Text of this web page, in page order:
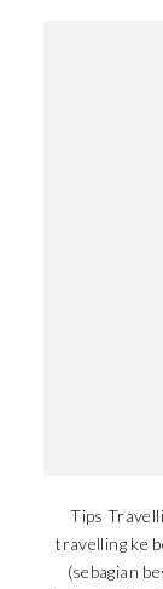
Tips
travelling ke
(sebagian